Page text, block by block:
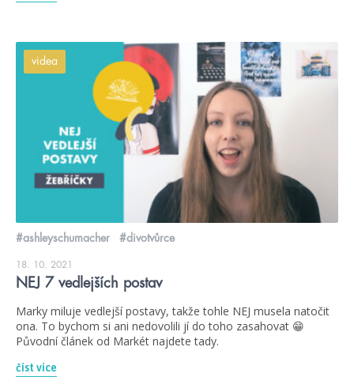
videa
#ashleyschumacher #divotvůrce
18. 10. 2021
NEJ 7 vedlejších postav
Marky miluje vedlejší postavy, takže tohle NEJ musela natočit
ona. To bychom si ani nedovolili jí do toho zasahovat 😁
Původní článek od Markét najdete tady.
číst více